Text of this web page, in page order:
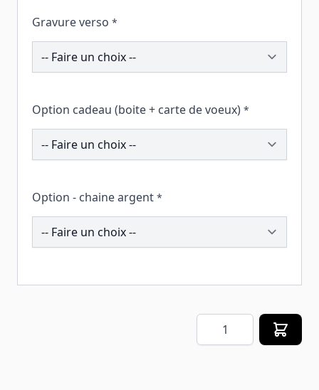
Gravure verso *
207873
Option cadeau (boite + carte de voeux) *
259807
Option - chaine argent *
207235
Quantité